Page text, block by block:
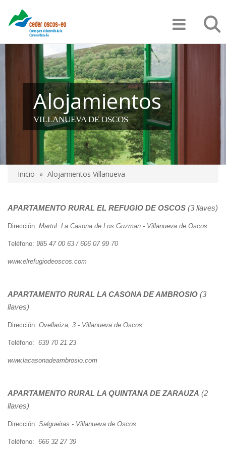
contenido
Alojamientos
VILLANUEVA DE OSCOS
enlaces
de
ayuda
a
navegación
Inicio Alojamientos Villanueva
APARTAMENTO RURAL EL REFUGIO DE OSCOS (3 llaves)
Dirección: Martul. La Casona de Los Guzman - Villanueva de Oscos
Teléfono: 985 47 00 63 / 606 07 99 70
www.elrefugiodeoscos.com
APARTAMENTO RURAL LA CASONA DE AMBROSIO (3
llaves)
Dirección: Ovellariza, 3 - Villanueva de Oscos
Teléfono: 639 70 21 23
www.lacasonadeambrosio.com
APARTAMENTO RURAL LA QUINTANA DE ZARAUZA (2
llaves)
Dirección: Salgueiras - Villanueva de Oscos
Teléfono: 666 32 27 39